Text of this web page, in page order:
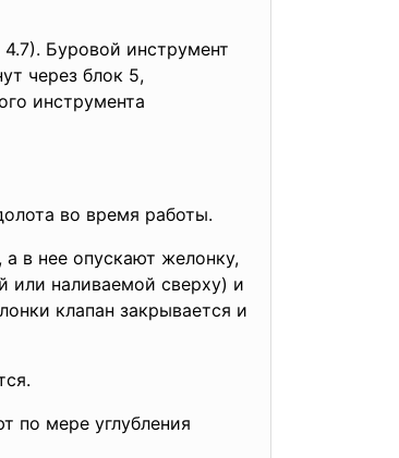
Буровой инструмент
через блок 5,
инструмента
во время работы.
в нее опускают желонку,
или наливаемой сверху) и
клапан закрывается и
по мере углубления